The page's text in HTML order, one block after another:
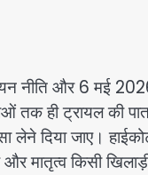
नीति और 6 मई
ही ट्रायल की
दिया जाए।
है और मातृत्व किसी